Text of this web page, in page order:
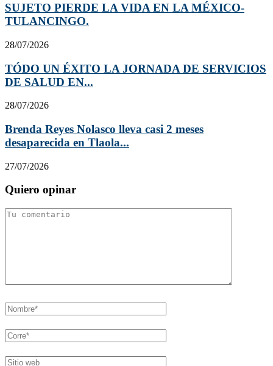
SUJETO PIERDE LA VIDA EN LA MÉXICO-
TULANCINGO.
28/07/2026
TÓDO UN ÉXITO LA JORNADA DE SERVICIOS
DE SALUD EN...
28/07/2026
Brenda Reyes Nolasco lleva casi 2 meses
desaparecida en Tlaola...
27/07/2026
Quiero opinar